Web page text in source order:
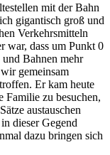
mit der Bahn
gigantisch groß und
Verkehrsmitteln
war, dass um Punkt 0
Bahnen mehr
gemeinsam
Er kam heute
Familie zu besuchen,
austauschen
dieser Gegend
dazu bringen sich